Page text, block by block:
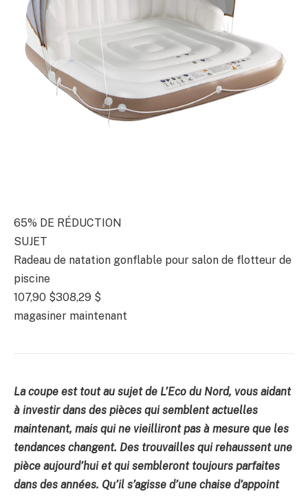
65% DE RÉDUCTION
SUJET
Radeau de natation gonflable pour salon de flotteur de
piscine
107,90 $308,29 $
magasiner maintenant
La coupe est tout au sujet de L’Eco du Nord, vous aidant
à investir dans des pièces qui semblent actuelles
maintenant, mais qui ne vieilliront pas à mesure que les
tendances changent. Des trouvailles qui rehaussent une
pièce aujourd’hui et qui sembleront toujours parfaites
dans des années. Qu’il s’agisse d’une chaise d’appoint